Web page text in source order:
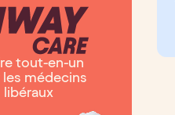
tout-en-un
les médecins
libéraux